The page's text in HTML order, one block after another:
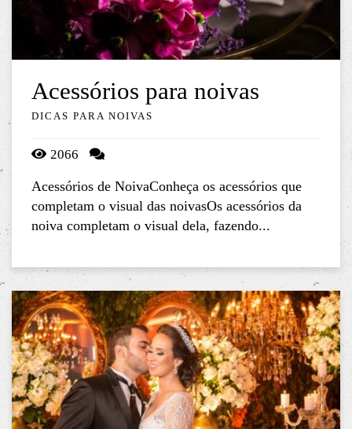
Acessórios para noivas
DICAS PARA NOIVAS
2066
Acessórios de NoivaConheça os acessórios que
completam o visual das noivasOs acessórios da
noiva completam o visual dela, fazendo...